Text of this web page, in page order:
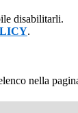
disabilitarli.
.
nella